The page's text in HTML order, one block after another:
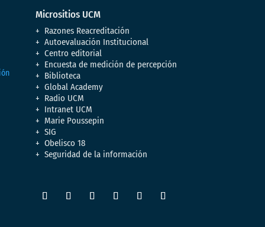
Micrositios UCM
Razones Reacreditación
Autoevaluación Institucional
Centro editorial
Encuesta de medición de percepción
Biblioteca
Global Academy
Radio UCM
Intranet UCM
Marie Poussepin
SIG
Obelisco 18
Seguridad de la información